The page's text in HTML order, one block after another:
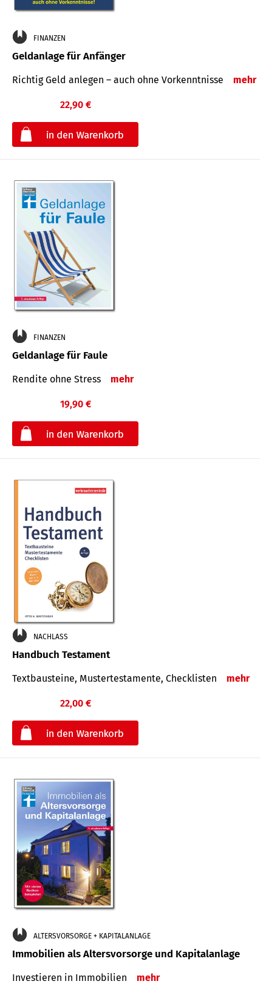
FINANZEN
Geldanlage für Anfänger
Richtig Geld anlegen – auch ohne Vorkenntnisse mehr
22,90 €
FINANZEN
Geldanlage für Faule
Rendite ohne Stress mehr
19,90 €
NACHLASS
Handbuch Testament
Textbausteine, Mustertestamente, Checklisten mehr
22,00 €
ALTERSVORSORGE + KAPITALANLAGE
Immobilien als Altersvorsorge und Kapitalanlage
Investieren in Immobilien mehr